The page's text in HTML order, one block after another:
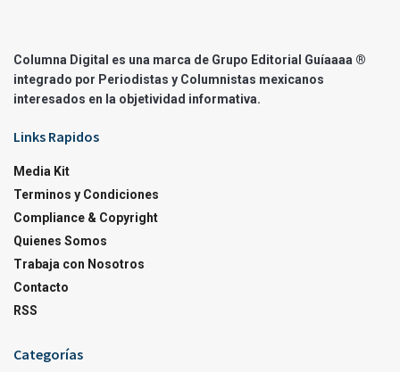
Columna Digital es una marca de Grupo Editorial Guíaaaa ®
integrado por Periodistas y Columnistas mexicanos
interesados en la objetividad informativa.
Links Rapidos
Media Kit
Terminos y Condiciones
Compliance & Copyright
Quienes Somos
Trabaja con Nosotros
Contacto
RSS
Categorías